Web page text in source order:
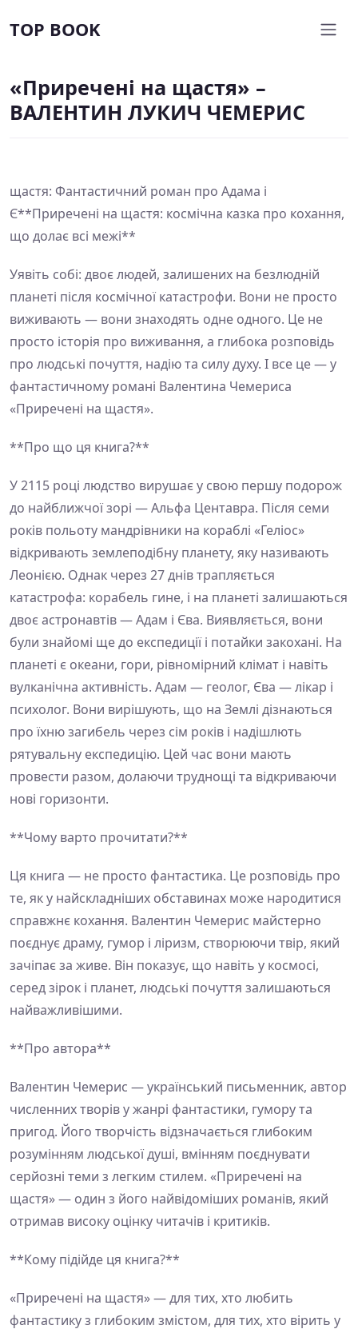
TOP BOOK
«Приречені на щастя» –
ВАЛЕНТИН ЛУКИЧ ЧЕМЕРИС
щастя: Фантастичний роман про Адама і
Є**Приречені на щастя: космічна казка про кохання,
що долає всі межі**
Уявіть собі: двоє людей, залишених на безлюдній
планеті після космічної катастрофи. Вони не просто
виживають — вони знаходять одне одного. Це не
просто історія про виживання, а глибока розповідь
про людські почуття, надію та силу духу. І все це — у
фантастичному романі Валентина Чемериса
«Приречені на щастя».
**Про що ця книга?**
У 2115 році людство вирушає у свою першу подорож
до найближчої зорі — Альфа Центавра. Після семи
років польоту мандрівники на кораблі «Геліос»
відкривають землеподібну планету, яку називають
Леонією. Однак через 27 днів трапляється
катастрофа: корабель гине, і на планеті залишаються
двоє астронавтів — Адам і Єва. Виявляється, вони
були знайомі ще до експедиції і потайки закохані. На
планеті є океани, гори, рівномірний клімат і навіть
вулканічна активність. Адам — геолог, Єва — лікар і
психолог. Вони вирішують, що на Землі дізнаються
про їхню загибель через сім років і надішлють
рятувальну експедицію. Цей час вони мають
провести разом, долаючи труднощі та відкриваючи
нові горизонти.
**Чому варто прочитати?**
Ця книга — не просто фантастика. Це розповідь про
те, як у найскладніших обставинах може народитися
справжнє кохання. Валентин Чемерис майстерно
поєднує драму, гумор і ліризм, створюючи твір, який
зачіпає за живе. Він показує, що навіть у космосі,
серед зірок і планет, людські почуття залишаються
найважливішими.
**Про автора**
Валентин Чемерис — український письменник, автор
численних творів у жанрі фантастики, гумору та
пригод. Його творчість відзначається глибоким
розумінням людської душі, вмінням поєднувати
серйозні теми з легким стилем. «Приречені на
щастя» — один з його найвідоміших романів, який
отримав високу оцінку читачів і критиків.
**Кому підійде ця книга?**
«Приречені на щастя» — для тих, хто любить
фантастику з глибоким змістом, для тих, хто вірить у